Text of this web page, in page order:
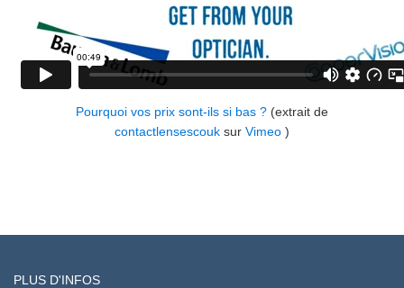
Pourquoi vos prix sont-ils si bas ? (extrait de
contactlensescouk sur Vimeo )
PLUS D'INFOS